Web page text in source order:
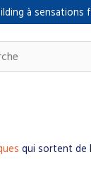
à sensations
qui sortent de